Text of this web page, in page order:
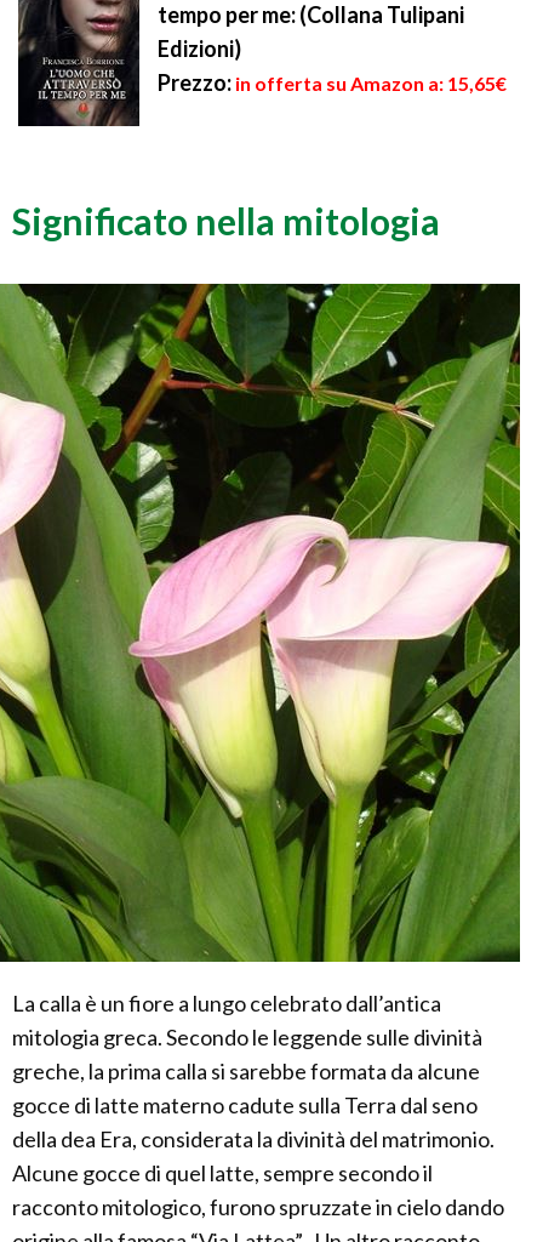
tempo per me: (Collana Tulipani
Edizioni)
Prezzo: in offerta su Amazon a: 15,65€
Significato nella mitologia
La calla è un fiore a lungo celebrato dall’antica
mitologia greca. Secondo le leggende sulle divinità
greche, la prima calla si sarebbe formata da alcune
gocce di latte materno cadute sulla Terra dal seno
della dea Era, considerata la divinità del matrimonio.
Alcune gocce di quel latte, sempre secondo il
racconto mitologico, furono spruzzate in cielo dando